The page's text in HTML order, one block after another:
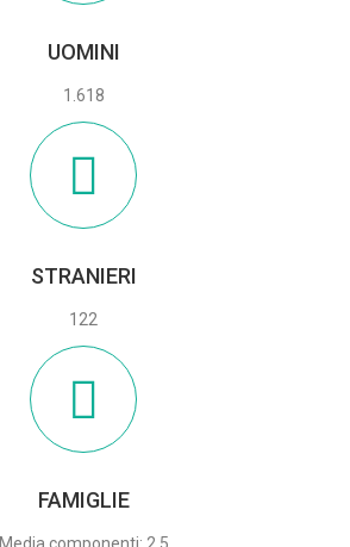
UOMINI
1.618
STRANIERI
122
FAMIGLIE